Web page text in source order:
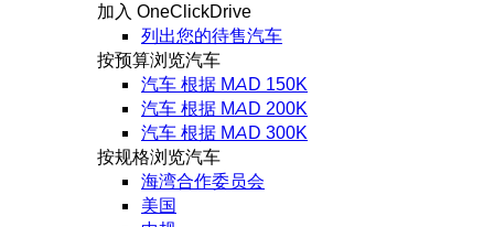
加入 OneClickDrive
列出您的待售汽车
按预算浏览汽车
汽车 根据 MAD 150K
汽车 根据 MAD 200K
汽车 根据 MAD 300K
按规格浏览汽车
海湾合作委员会
美国